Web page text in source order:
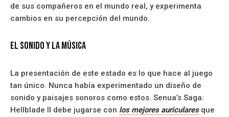
de sus compañeros en el mundo real, y experimenta
cambios en su percepción del mundo.
El Sonido y la Música
La presentación de este estado es lo que hace al juego
tan único. Nunca había experimentado un diseño de
sonido y paisajes sonoros como estos. Senua’s Saga:
Hellblade II debe jugarse con los mejores auricularesque